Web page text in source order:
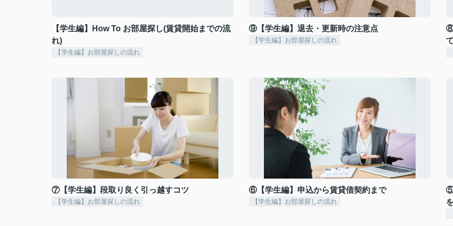
【学生編】How To お部屋探し(賃貸開始までの流
れ)
【学生編】お部屋探しの流れ
⑨【学生編】退去・更新時の注意点
【学生編】お部屋探しの流れ
⑧
⑦【学生編】段取り良く引っ越すコツ
【学生編】お部屋探しの流れ
⑥【学生編】申込から賃貸借契約まで
【学生編】お部屋探しの流れ
⑤